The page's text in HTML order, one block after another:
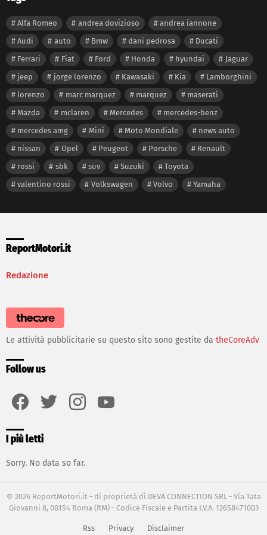
Alfa Romeo andrea dovizioso
andrea iannone
Audi
auto Bmw dani pedrosa
Ducati
Ferrari
Fiat Ford Honda hyundai
Jaguar
jeep
jorge lorenzo Kawasaki Kia
Lamborghini
lorenzo
marc marquez marquez
maserati
Mazda
mclaren Mercedes
mercedes-benz
mercedes amg
Mini Moto Mondiale
news auto
nissan
Opel Peugeot Porsche
Renault
rossi
sbk suv Suzuki
Toyota
valentino rossi
Volkswagen Volvo Yamaha
ReportMotori.it
Redazione
Le attività pubblicitarie su questo sito sono gestite da theCoreAdv
Follow us
I più letti
Sorry. No data so far.
© 2026 ReportMotori.it - di proprietà di DEVA CONNECTION SRL - Via Tata
Giovanni 8, 00154 Roma (RM) - Codice Fiscale e Partita I.V.A. 12658471003
Rss Privacy Disclaimer